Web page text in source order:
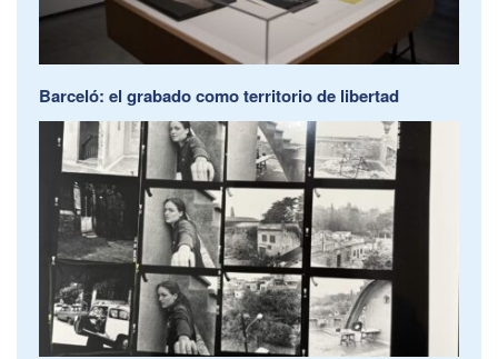
Barceló: el grabado como territorio de libertad